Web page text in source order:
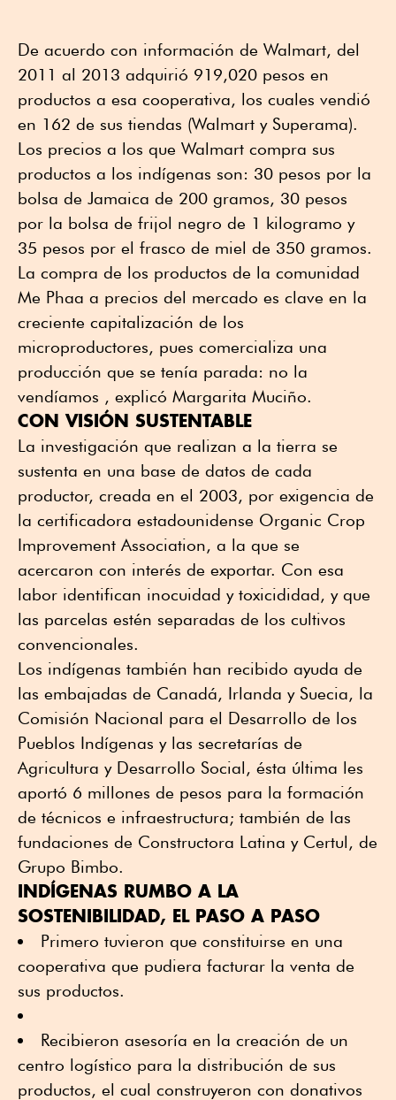
De acuerdo con información de Walmart, del
2011 al 2013 adquirió 919,020 pesos en
productos a esa cooperativa, los cuales vendió
en 162 de sus tiendas (Walmart y Superama).
Los precios a los que Walmart compra sus
productos a los indígenas son: 30 pesos por la
bolsa de Jamaica de 200 gramos, 30 pesos
por la bolsa de frijol negro de 1 kilogramo y
35 pesos por el frasco de miel de 350 gramos.
La compra de los productos de la comunidad
Me Phaa a precios del mercado es clave en la
creciente capitalización de los
microproductores, pues comercializa una
producción que se tenía parada: no la
vendíamos , explicó Margarita Muciño.
CON VISIÓN SUSTENTABLE
La investigación que realizan a la tierra se
sustenta en una base de datos de cada
productor, creada en el 2003, por exigencia de
la certificadora estadounidense Organic Crop
Improvement Association, a la que se
acercaron con interés de exportar. Con esa
labor identifican inocuidad y toxicididad, y que
las parcelas estén separadas de los cultivos
convencionales.
Los indígenas también han recibido ayuda de
las embajadas de Canadá, Irlanda y Suecia, la
Comisión Nacional para el Desarrollo de los
Pueblos Indígenas y las secretarías de
Agricultura y Desarrollo Social, ésta última les
aportó 6 millones de pesos para la formación
de técnicos e infraestructura; también de las
fundaciones de Constructora Latina y Certul, de
Grupo Bimbo.
INDÍGENAS RUMBO A LA
SOSTENIBILIDAD, EL PASO A PASO
Primero tuvieron que constituirse en una
cooperativa que pudiera facturar la venta de
sus productos.
Recibieron asesoría en la creación de un
centro logístico para la distribución de sus
productos, el cual construyeron con donativos